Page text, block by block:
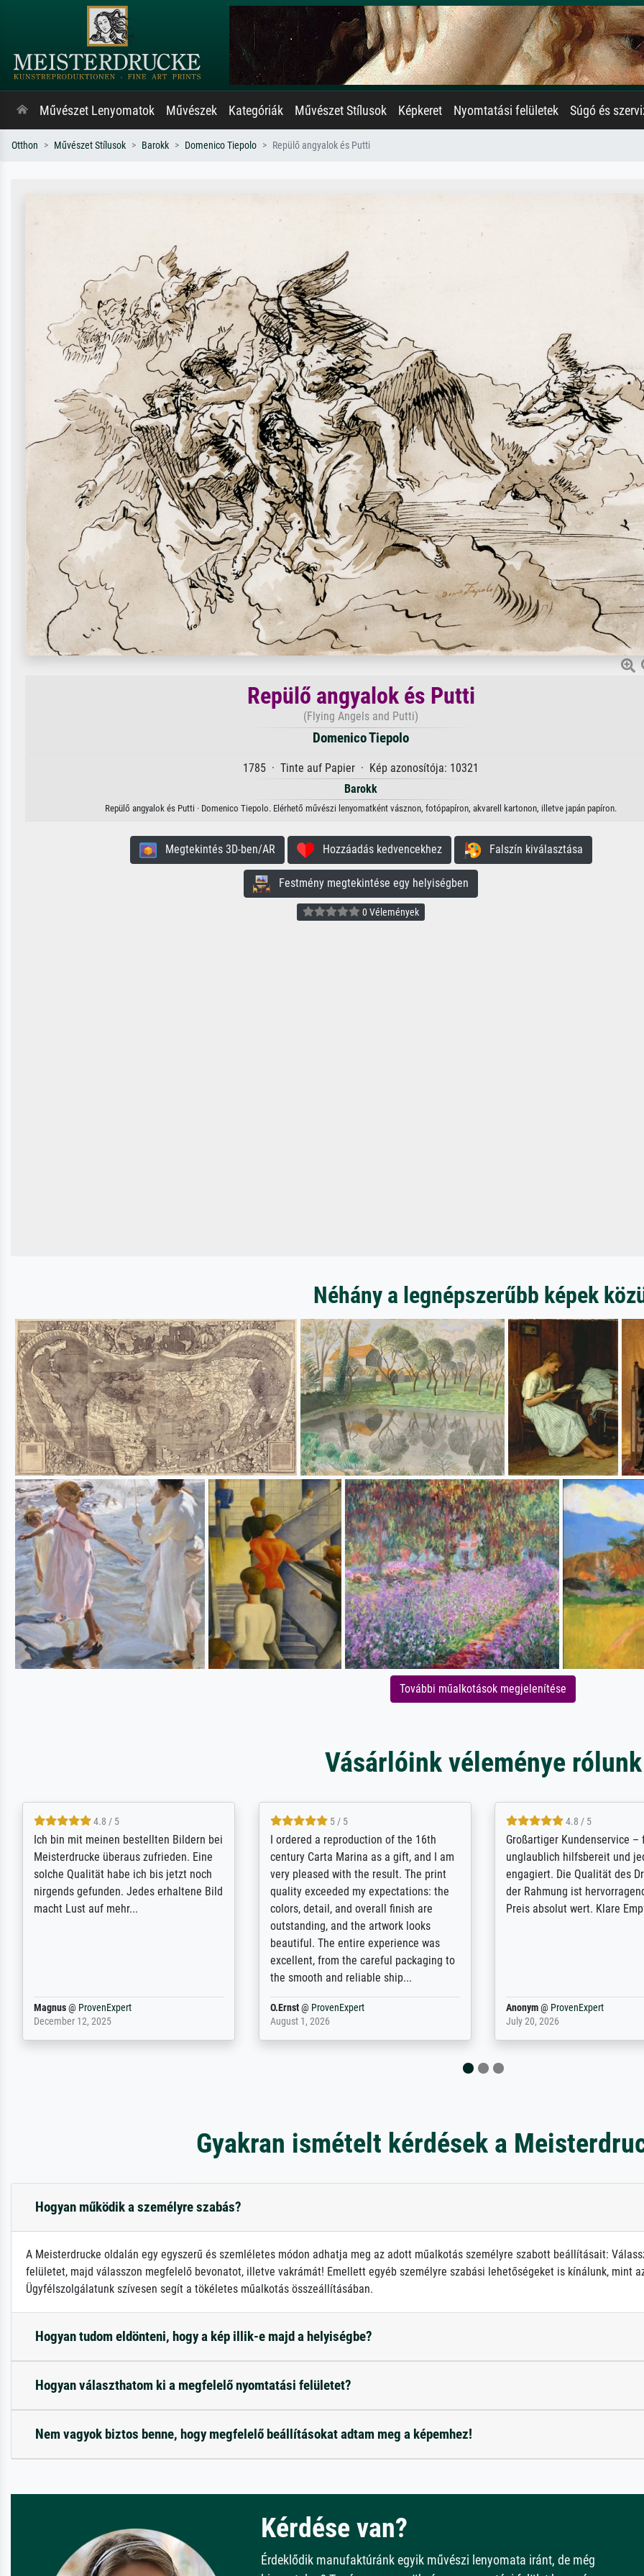
Művészet Lenyomatok Művészek Kategóriák Művészet Stílusok Képkeret Nyomtatási felületek Súgó és
Otthon Művészet Stílusok Barokk Domenico Tiepolo Repülő angyalok és Putti
Repülő angyalok és Putti
(Flying Angels and Putti)
Domenico Tiepolo
1785 · Tinte auf Papier · Kép azonosítója: 10321
Barokk
Repülő angyalok és Putti · Domenico Tiepolo. Elérhető művészi lenyomatként vásznon, fotópapíron, akvarell kartonon, illetve japán papíron.
Megtekintés 3D-ben/AR Hozzáadás kedvencekhez Falszín kiválasztása
Festmény megtekintése egy helyiségben
0 Vélemények
Néhány a legnépszerűbb képek
További műalkotások megjelenítése
Vásárlóink véleménye rólunk
5 / 5
Rundum positive Erfahrung. Die
Ausführung des Auftrags hat eine Weile
gedauert, die angekündigte Lieferzeit
wurde aber letztlich sogar etwas
unterschritten. Die Qualität des Papiers
Dr.@ProvenExpert
February 3, 2026
5 / 5
The team at Meisterdrucke strives to
meet its clients demands, and provides
expert advice on how to obtain the best
results for the prints requested by the
client. The company has a vast
repertoire of prints to choose from, and
will provide excellent service also with
regards to prints which are not in that
repertoire. Highly recommended!
Anonym@ProvenExpert
April 22, 2026
5 / 5
Outstanding quality and
support. - the quality of the
excellent and difficult to
from the real thing; it will be
for high-quality art prints
Anonym@ ProvenExpert
January 12, 2026
Gyakran ismételt kérdések a
Hogyan működik a személyre szabás?
A Meisterdrucke oldalán egy egyszerű és szemléletes módon adhatja meg az adott műalkotás személyre szabott beállításait:
felületet, majd válasszon megfelelő bevonatot, illetve vakrámát! Emellett egyéb személyre szabási lehetőségeket is kínálunk, mint
Ügyfélszolgálatunk szívesen segít a tökéletes műalkotás összeállításában.
Hogyan tudom eldönteni, hogy a kép illik-e majd a helyiségbe?
Hogyan választhatom ki a megfelelő nyomtatási felületet?
Nem vagyok biztos benne, hogy megfelelő beállításokat adtam meg a képemhez!
Kérdése van?
Érdeklődik manufaktúránk egyik művészi lenyomata iránt, de még